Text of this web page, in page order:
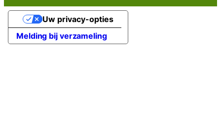
Melding bij verzameling
Uw privacy-opties